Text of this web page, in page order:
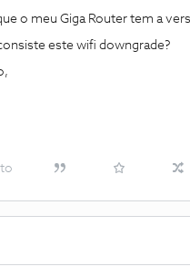
o meu Giga Router tem a
este wifi downgrade?